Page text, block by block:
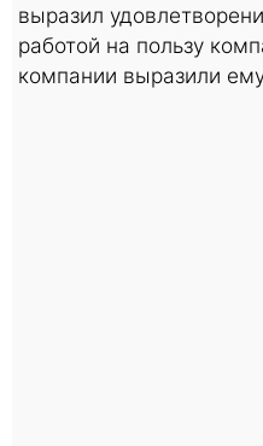
выразил
работой на пользу
компании выразили